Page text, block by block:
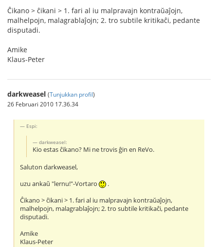
Ĉikano > ĉikani > 1. fari al iu malpravajn kontraŭaĵojn,
malhelpojn, malagrablaĵojn; 2. tro subtile kritikaĉi, pedante
disputadi.
Amike
Klaus-Peter
darkweasel (Tunjukkan profil)
26 Februari 2010 17.36.34
Espi:
darkweasel:
Kio estas ĉikano? Mi ne trovis ĝin en ReVo.
Saluton darkweasel,
uzu ankaŭ "lernu!"-Vortaro
.
Ĉikano > ĉikani > 1. fari al iu malpravajn kontraŭaĵojn,
malhelpojn, malagrablaĵojn; 2. tro subtile kritikaĉi, pedante
disputadi.
Amike
Klaus-Peter